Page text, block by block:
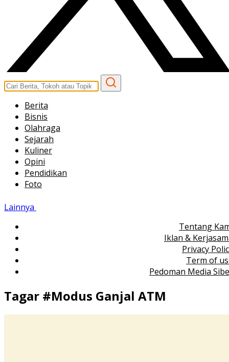
Berita
Bisnis
Olahraga
Sejarah
Kuliner
Opini
Pendidikan
Foto
Lainnya
Tentang
Iklan &
Privacy
Term of
Pedoman Media
Tagar #Modus Ganjal ATM